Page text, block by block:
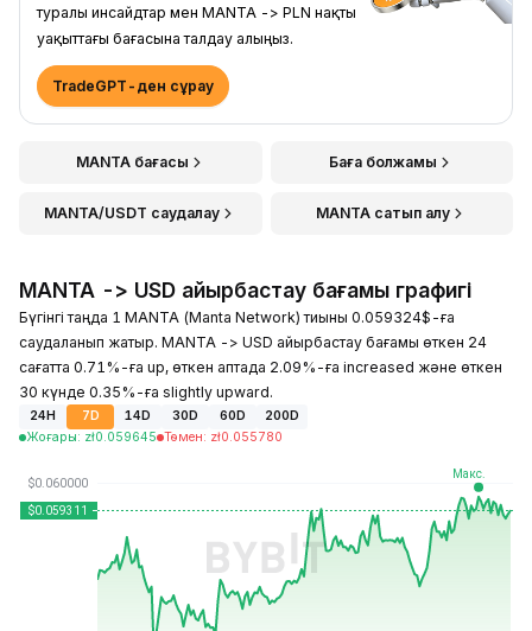
туралы инсайдтар мен MANTA -> PLN нақты
уақыттағы бағасына талдау алыңыз.
TradeGPT-ден сұрау
MANTA бағасы Баға болжамы
MANTA/USDT саудалау MANTA сатып алу
MANTA -> USD айырбастау бағамы графигі
Бүгінгі таңда 1 MANTA (Manta Network) тиыны 0.059324$-ға
саудаланып жатыр. MANTA -> USD айырбастау бағамы өткен 24
сағатта 0.71%-ға up, өткен аптада 2.09%-ға increased және өткен
30 күнде 0.35%-ға slightly upward.
24H 7D 14D 30D 60D
200D
Жоғары: zł0.059645 Төмен: zł0.055780